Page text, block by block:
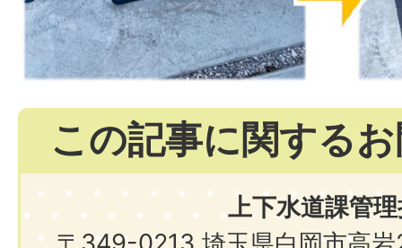
この記事に関する
上下水道課管